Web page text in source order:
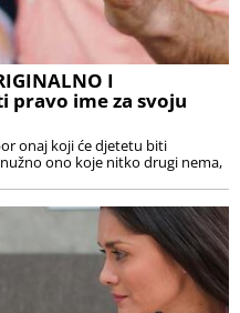
I
pravo ime za svoju
onaj koji će djetetu biti
ono koje nitko drugi nema,